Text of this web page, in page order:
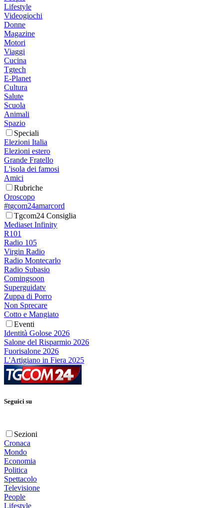
Lifestyle
Videogiochi
Donne
Magazine
Motori
Viaggi
Cucina
Tgtech
E-Planet
Cultura
Salute
Scuola
Animali
Spazio
Speciali
Elezioni Italia
Elezioni estero
Grande Fratello
L'isola dei famosi
Amici
Rubriche
Oroscopo
#tgcom24amarcord
Tgcom24 Consiglia
Mediaset Infinity
R101
Radio 105
Virgin Radio
Radio Montecarlo
Radio Subasio
Comingsoon
Superguidatv
Zuppa di Porro
Non Sprecare
Cotto e Mangiato
Eventi
Identità Golose 2026
Salone del Risparmio 2026
Fuorisalone 2026
L'Artigiano in Fiera 2025
Seguici su
Sezioni
Cronaca
Mondo
Economia
Politica
Spettacolo
Televisione
People
Lifestyle